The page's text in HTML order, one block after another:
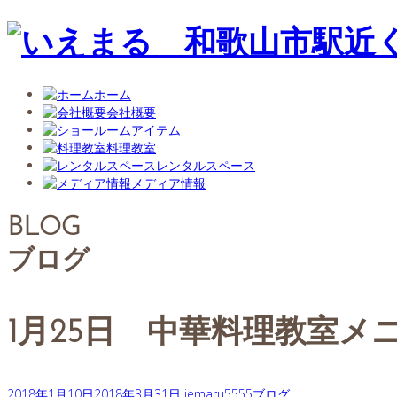
ホーム
会社概要
アイテム
料理教室
レンタルスペース
メディア情報
BLOG
ブログ
1月25日 中華料理教室メ